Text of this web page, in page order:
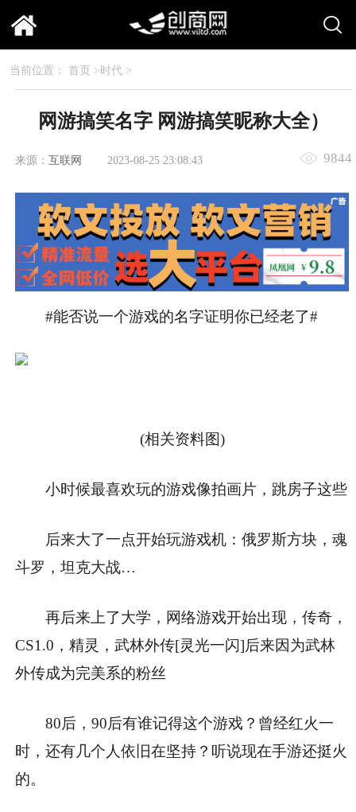
当前位置： 首页 >时代 >
网游搞笑名字 网游搞笑昵称大全）
来源： 互联网 2023-08-25 23:08:43 9844
#能否说一个游戏的名字证明你已经老了#
(相关资料图)
小时候最喜欢玩的游戏像拍画片，跳房子这些
后来大了一点开始玩游戏机：俄罗斯方块，魂
斗罗，坦克大战…
再后来上了大学，网络游戏开始出现，传奇，
CS1.0，精灵，武林外传[灵光一闪]后来因为武林
外传成为完美系的粉丝
80后，90后有谁记得这个游戏？曾经红火一
时，还有几个人依旧在坚持？听说现在手游还挺火
的。